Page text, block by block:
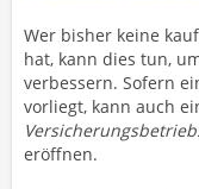
Wer bisher keine
hat, kann dies tun,
verbessern. Sofern
vorliegt, kann auch
eröffnen.